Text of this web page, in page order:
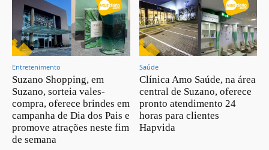
Entretenimento
Suzano Shopping, em
Suzano, sorteia vales-
compra, oferece brindes em
campanha de Dia dos Pais e
promove atrações neste fim
de semana
Saúde
Clínica Amo Saúde, na área
central de Suzano, oferece
pronto atendimento 24
horas para clientes
Hapvida